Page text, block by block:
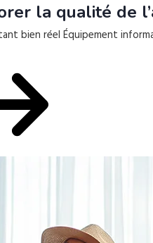
la qualité de
bien réel Équipement